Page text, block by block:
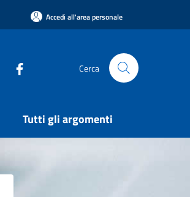
Accedi all'area personale
Cerca
Tutti gli argomenti